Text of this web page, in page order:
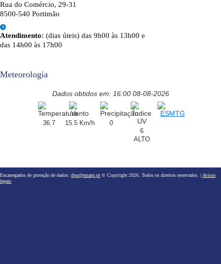
Rua do Comércio, 29-31
8500-540 Portimão
Atendimento: (dias úteis) das 9h00 às 13h00 e
das 14h00 às 17h00
Meteorologia
Dados obtidos em: 16:00 08-08-2026
36.7 15.5 Km/h
0
6
ALTO
Encarregados de proteção de dados: dpo@emarp.pt © Copyright 2026. Todos os direitos reservados. | Avisos
legais